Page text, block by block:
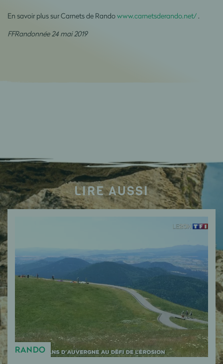
En savoir plus sur Carnets de Randowww.carnetsderando.net/ .
FFRandonnée 24 mai 2019
LIRE AUSSI
RANDO